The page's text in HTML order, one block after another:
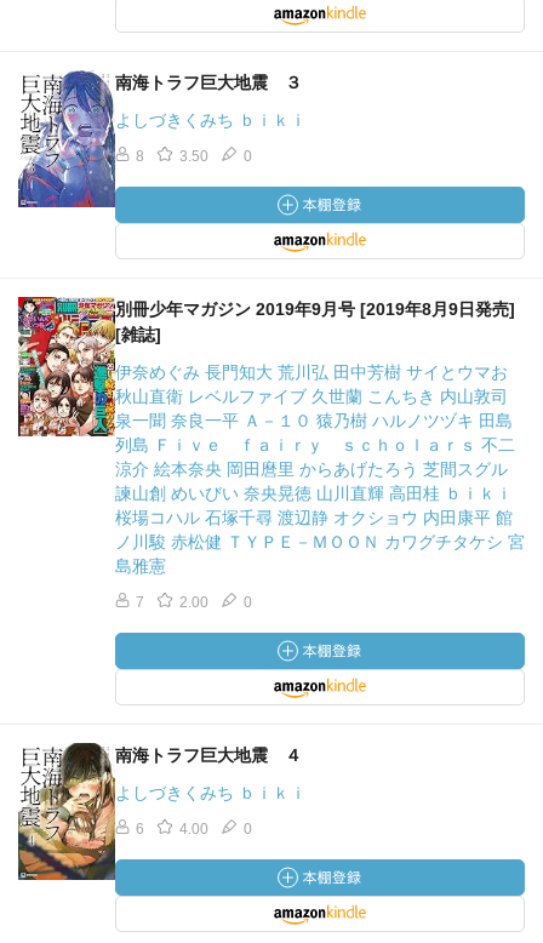
南海トラフ巨大地震 ３
よしづきくみち ｂｉｋｉ
8 3.50 0
別冊少年マガジン 2019年9月号 [2019年8月9日発売]
[雑誌]
伊奈めぐみ 長門知大 荒川弘 田中芳樹 サイとウマお
秋山直衛 レベルファイブ 久世蘭 こんちき 内山敦司
泉一聞 奈良一平 Ａ－１０ 猿乃樹 ハルノツヅキ 田島
列島 Ｆｉｖｅ ｆａｉｒｙ ｓｃｈｏｌａｒｓ 不二
涼介 絵本奈央 岡田麿里 からあげたろう 芝間スグル
諫山創 めいびい 奈央晃徳 山川直輝 高田桂 ｂｉｋｉ
桜場コハル 石塚千尋 渡辺静 オクショウ 内田康平 館
ノ川駿 赤松健 ＴＹＰＥ－ＭＯＯＮ カワグチタケシ 宮
島雅憲
7 2.00 0
南海トラフ巨大地震 ４
よしづきくみち ｂｉｋｉ
6 4.00 0